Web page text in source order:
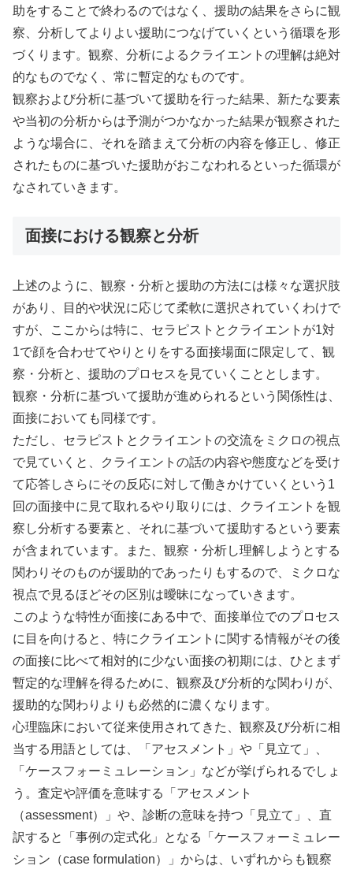
助をすることで終わるのではなく、援助の結果をさらに観
察、分析してよりよい援助につなげていくという循環を形
づくります。観察、分析によるクライエントの理解は絶対
的なものでなく、常に暫定的なものです。
観察および分析に基づいて援助を行った結果、新たな要素
や当初の分析からは予測がつかなかった結果が観察された
ような場合に、それを踏まえて分析の内容を修正し、修正
されたものに基づいた援助がおこなわれるといった循環が
なされていきます。
面接における観察と分析
上述のように、観察・分析と援助の方法には様々な選択肢
があり、目的や状況に応じて柔軟に選択されていくわけで
すが、ここからは特に、セラピストとクライエントが1対
1で顔を合わせてやりとりをする面接場面に限定して、観
察・分析と、援助のプロセスを見ていくこととします。
観察・分析に基づいて援助が進められるという関係性は、
面接においても同様です。
ただし、セラピストとクライエントの交流をミクロの視点
で見ていくと、クライエントの話の内容や態度などを受け
て応答しさらにその反応に対して働きかけていくという1
回の面接中に見て取れるやり取りには、クライエントを観
察し分析する要素と、それに基づいて援助するという要素
が含まれています。また、観察・分析し理解しようとする
関わりそのものが援助的であったりもするので、ミクロな
視点で見るほどその区別は曖昧になっていきます。
このような特性が面接にある中で、面接単位でのプロセス
に目を向けると、特にクライエントに関する情報がその後
の面接に比べて相対的に少ない面接の初期には、ひとまず
暫定的な理解を得るために、観察及び分析的な関わりが、
援助的な関わりよりも必然的に濃くなります。
心理臨床において従来使用されてきた、観察及び分析に相
当する用語としては、「アセスメント」や「見立て」、
「ケースフォーミュレーション」などが挙げられるでしょ
う。査定や評価を意味する「アセスメント
（assessment）」や 、診断の意味を持つ「見立て」、直
訳すると「事例の定式化」となる「ケースフォーミュレー
ション（case formulation）」からは、いずれからも観察